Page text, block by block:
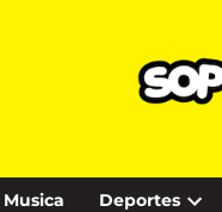
Musica Deportes